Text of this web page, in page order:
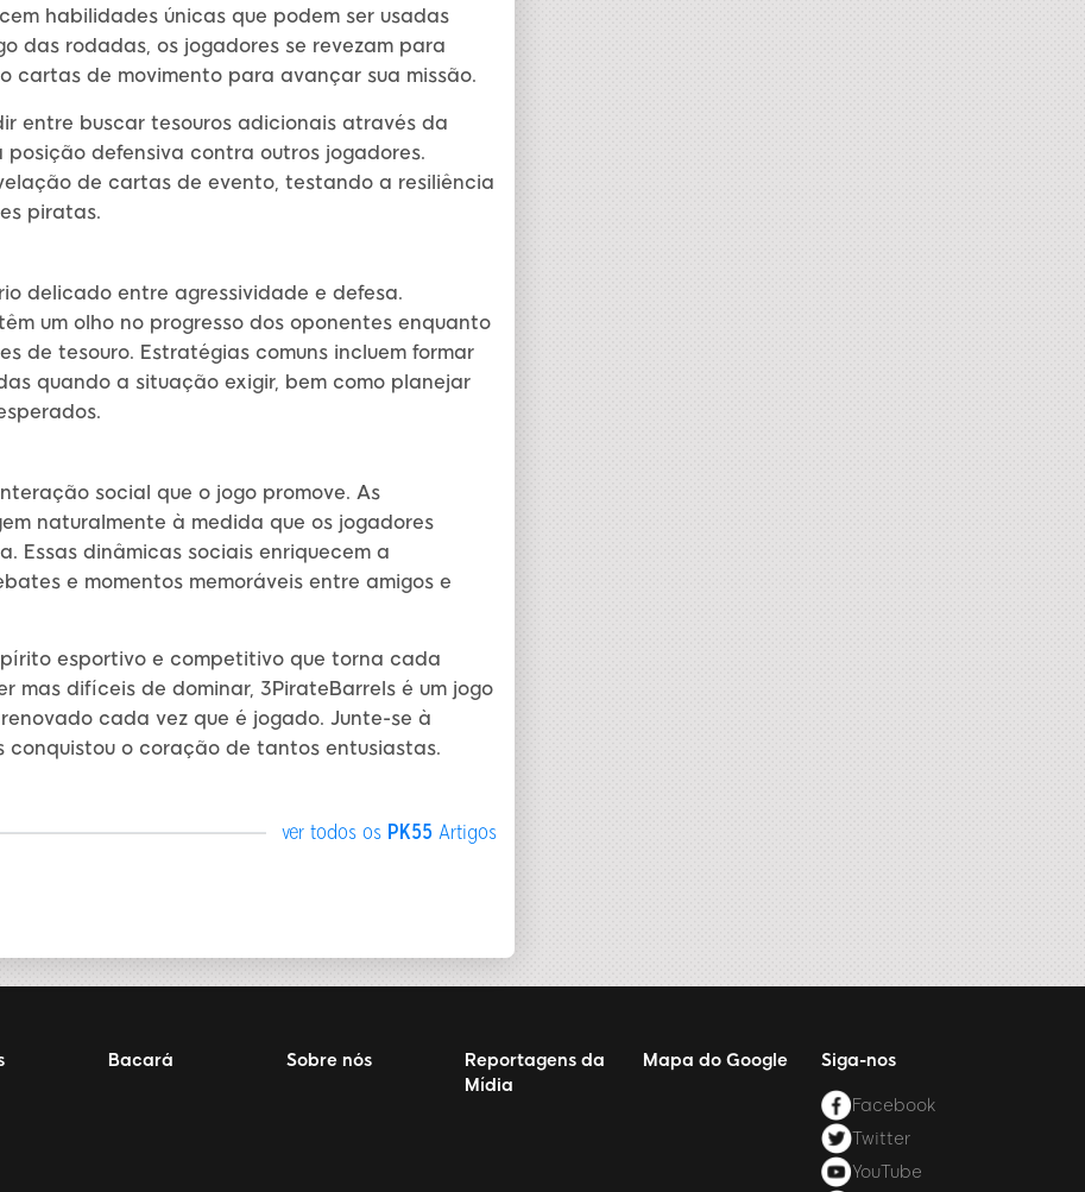
habilidades únicas que podem ser usadas
das rodadas, os jogadores se revezam para
cartas de movimento para avançar sua missão.
entre buscar tesouros adicionais através da
defensiva contra outros jogadores.
de cartas de evento, testando a resiliência
piratas.
delicado entre agressividade e defesa.
um olho no progresso dos oponentes enquanto
de tesouro. Estratégias comuns incluem formar
quando a situação exigir, bem como planejar
social que o jogo promove. As
naturalmente à medida que os jogadores
Essas dinâmicas sociais enriquecem a
e momentos memoráveis entre amigos e
esportivo e competitivo que torna cada
mas difíceis de dominar, 3PirateBarrels é um jogo
cada vez que é jogado. Junte-se à
o coração de tantos entusiastas.
ver todos os PK55Artigos
Bacará Sobre nós
Reportagens da
Mídia
Mapa do Google Siga-nos
Facebook
Twitter
YouTube